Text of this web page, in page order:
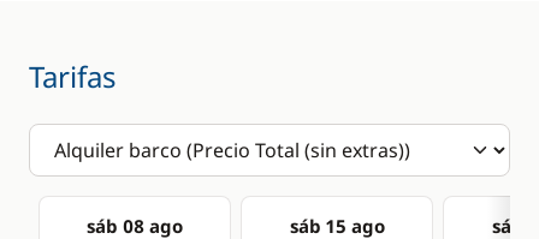
Aire Acondicionado
Panel Solar
Microondas
Tostadora
Tarifas
sáb 08 ago sáb 15 ago sáb